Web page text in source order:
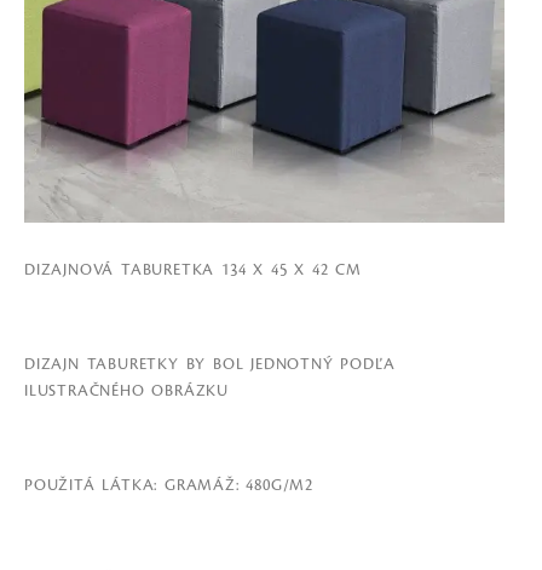
DIZAJNOVÁ TABURETKA 134 X 45 X 42 CM
DIZAJN TABURETKY BY BOL JEDNOTNÝ PODĽA
ILUSTRAČNÉHO OBRÁZKU
POUŽITÁ LÁTKA: GRAMÁŽ: 480G/M2